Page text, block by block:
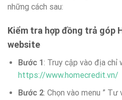
những cách sau:
Kiểm tra hợp đồng trả góp
website
Bước 1: Truy cập vào địa chỉ
https://www.homecredit.vn/
Bước 2: Chọn vào menu ” Tư